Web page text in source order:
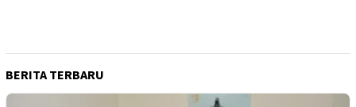
BERITA TERBARU